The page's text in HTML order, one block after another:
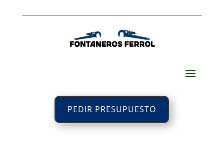
PEDIR PRESUPUESTO